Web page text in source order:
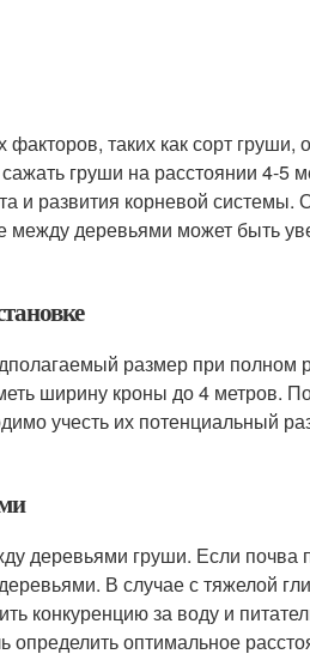
таких как сорт
груши на расстоянии 4-5
и развития корневой системы.
между деревьями может быть
размер при полном
ширину кроны до 4 метров.
учесть их потенциальный
деревьями груши. Если почва
В случае с тяжелой
конкуренцию за воду и
определить оптимальное